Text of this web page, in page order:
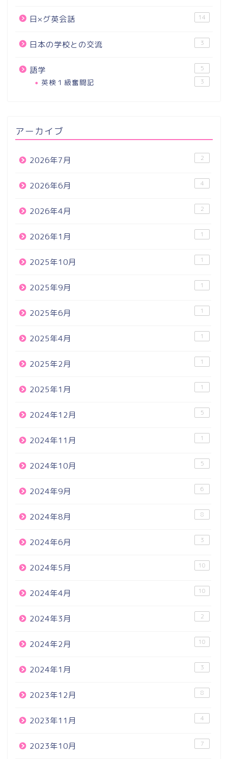
日×グ英会話 14
日本の学校との交流 3
語学 5
英検１級奮闘記 3
アーカイブ
2026年7月 2
2026年6月 4
2026年4月 2
2026年1月 1
2025年10月 1
2025年9月 1
2025年6月 1
2025年4月 1
2025年2月 1
2025年1月 1
2024年12月 5
2024年11月 1
2024年10月 5
2024年9月 6
2024年8月 8
2024年6月 3
2024年5月 10
2024年4月 10
2024年3月 2
2024年2月 10
2024年1月 3
2023年12月 8
2023年11月 4
2023年10月 7